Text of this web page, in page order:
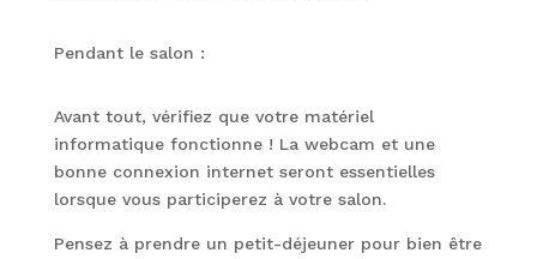
Pendant le salon :
Avant tout, vérifiez que votre matériel
informatique fonctionne ! La webcam et une
bonne connexion internet seront essentielles
lorsque vous participerez à votre salon.
Pensez à prendre un petit-déjeuner pour bien être